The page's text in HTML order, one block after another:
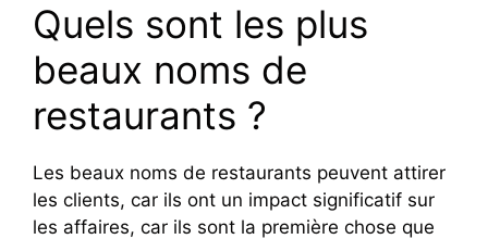
Quels sont les plus
beaux noms de
restaurants ?
Les beaux noms de restaurants peuvent attirer
les clients, car ils ont un impact significatif sur
les affaires, car ils sont la première chose que